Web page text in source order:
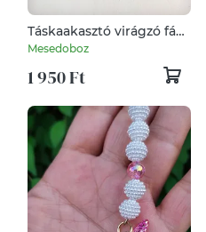
Táskaakasztó virágzó fák
mintával
Mesedoboz
1 950 Ft